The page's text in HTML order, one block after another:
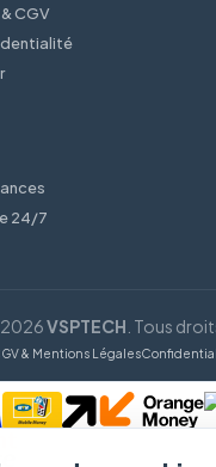
CGV
24/7
VSPTECH . Tous
& Mentions Légales